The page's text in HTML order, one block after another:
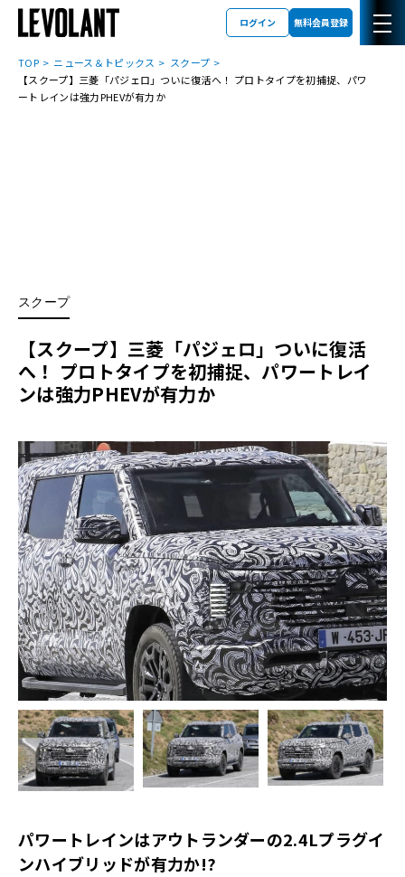
ログイン 無料会員登録
TOP ニュース＆トピックス
スクープ
【スクープ】三菱「パジェロ」ついに復活へ！ プロトタイプを初捕捉、パワ
ートレインは強力PHEVが有力か
スクープ
【スクープ】三菱「パジェロ」ついに復活
へ！ プロトタイプを初捕捉、パワートレイ
ンは強力PHEVが有力か
パワートレインはアウトランダーの2.4Lプラグイ
ンハイブリッドが有力か!?